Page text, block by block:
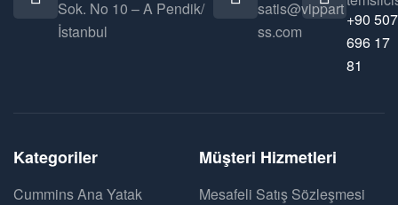
Sok. No 10 – A Pendik/
İstanbul
satis@vippart
ss.com
+90 507
696 17
81
Kategoriler
Cummins Ana Yatak
Müşteri Hizmetleri
Mesafeli Satış Sözleşmesi